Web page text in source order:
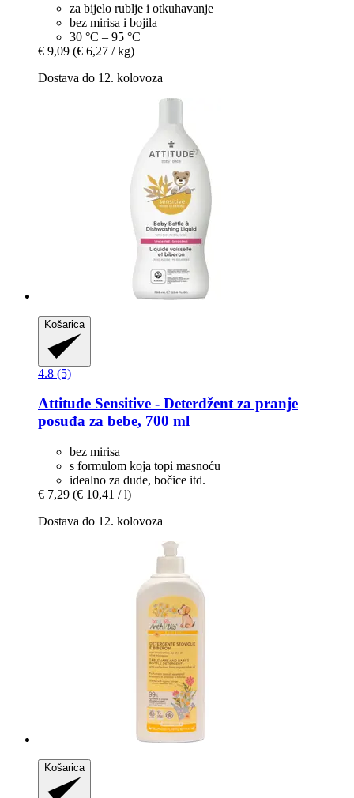
za bijelo rublje i otkuhavanje
bez mirisa i bojila
30 °C – 95 °C
€ 9,09 (€ 6,27 / kg)
Dostava do 12. kolovoza
Košarica
4.8 (5)
Attitude Sensitive -​ Deterdžent za pranje
posuđa za bebe, 700 ml
bez mirisa
s formulom koja topi masnoću
idealno za dude, bočice itd.
€ 7,29 (€ 10,41 / l)
Dostava do 12. kolovoza
Košarica